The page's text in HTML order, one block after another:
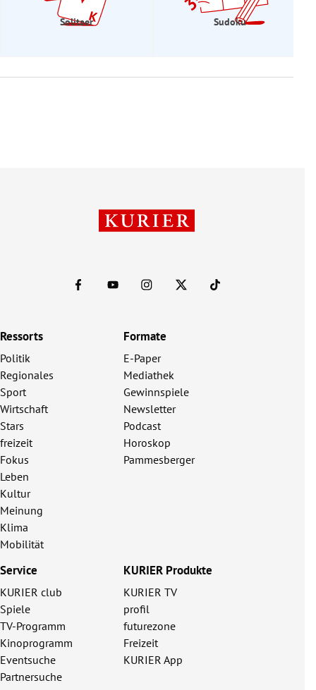
Solitaer Sudoku
Ressorts
Politik
Regionales
Sport
Wirtschaft
Stars
freizeit
Fokus
Leben
Kultur
Meinung
Klima
Mobilität
Formate
E-Paper
Mediathek
Gewinnspiele
Newsletter
Podcast
Horoskop
Pammesberger
Service
KURIER club
Spiele
TV-Programm
Kinoprogramm
Eventsuche
Partnersuche
KURIER Produkte
KURIER TV
profil
futurezone
Freizeit
KURIER App